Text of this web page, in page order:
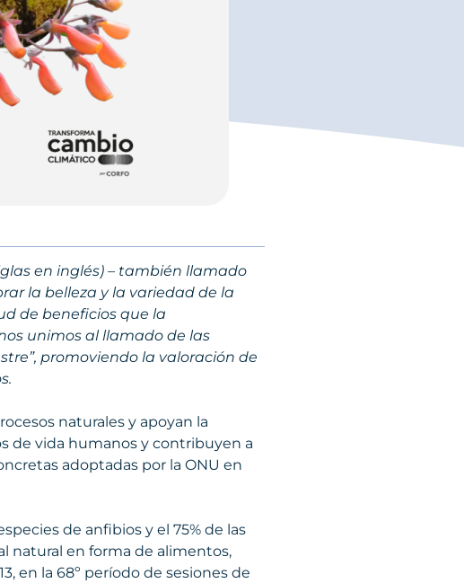
en inglés) – también llamado
la belleza y la variedad de la
de beneficios que la
unimos al llamado de las
promoviendo la valoración de
naturales y apoyan la
de vida humanos y contribuyen a
adoptadas por la ONU en
de anfibios y el 75% de las
natural en forma de alimentos,
en la 68º período de sesiones de